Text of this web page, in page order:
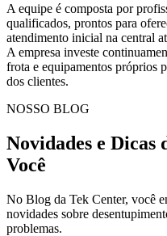
A equipe é composta por
qualificados, prontos para
atendimento inicial na central
A empresa investe
frota e equipamentos próprios
dos clientes.
NOSSO BLOG
Novidades e Dicas
Você
No Blog da Tek Center, você
novidades sobre
problemas.